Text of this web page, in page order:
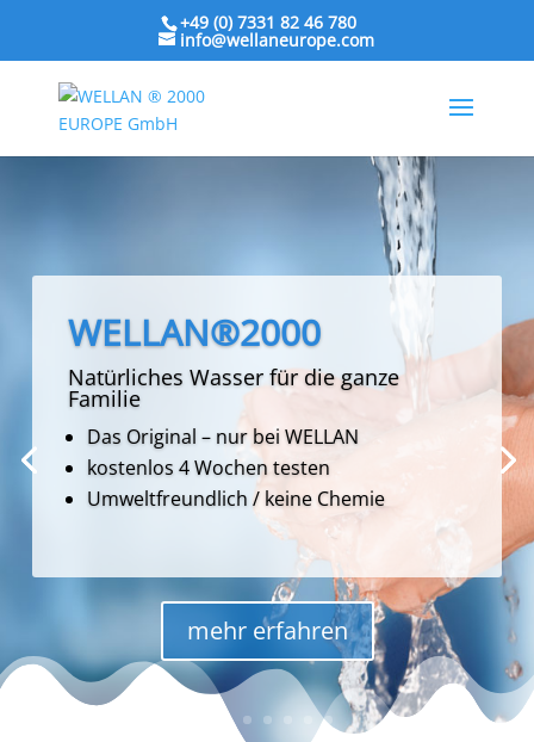
+49 (0) 7331 82 46 780
info@wellaneurope.com
WELLAN®2000
Natürliches Wasser für die ganze
Familie
Das Original – nur bei WELLAN
kostenlos 4 Wochen testen
Umweltfreundlich / keine Chemie
mehr erfahren
WELLAN STIC H2O
Aktiviert und regeneriert Wasser
reduziert unerwünschte Fruchtsäuren
macht alle Getränke bekömmlicher
weniger Bakterien (z.B. in Wasser)